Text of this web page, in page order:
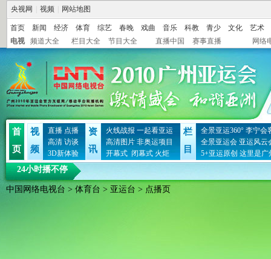
央视网 视频 网站地图
首页 新闻 经济 体育 综艺 春晚 戏曲 音乐 科教 青少 文化
艺术
电视
频道大全 栏目大全 节目大全 直播中国 赛事直播 网络
首
页
视
频
直播 点播
高清 访谈
3D新体验
资
讯
火线战报 一起看亚运
高清图片 非奥运项目
开幕式 闭幕式 火炬
栏
目
全景亚运360° 李宁会
全景亚运会 亚运风云
5+亚运原创 这里是广
24小时播不停
中国网络电视台 > 体育台 > 亚运台 > 点播页